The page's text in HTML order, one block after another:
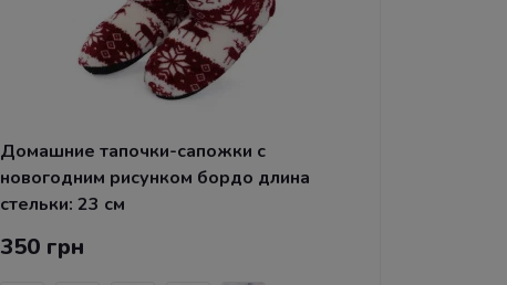
Домашние тапочки-сапожки с
новогодним рисунком бордо длина
стельки: 23 см
350 грн